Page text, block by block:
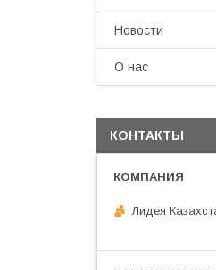
Новости
О нас
КОНТАКТЫ
Лидея